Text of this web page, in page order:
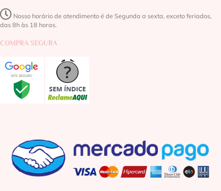
Nosso horário de atendimento é de Segunda a sexta, exceto feriados,
das 8h às 18 horas.
COMPRA SEGURA